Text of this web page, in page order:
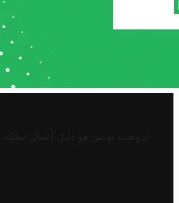
تروفيت تونس هو دليل أعمال تملكه